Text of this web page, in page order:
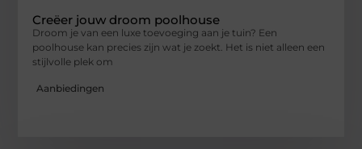
Creëer jouw droom poolhouse
Droom je van een luxe toevoeging aan je tuin? Een
poolhouse kan precies zijn wat je zoekt. Het is niet alleen een
stijlvolle plek om
Aanbiedingen